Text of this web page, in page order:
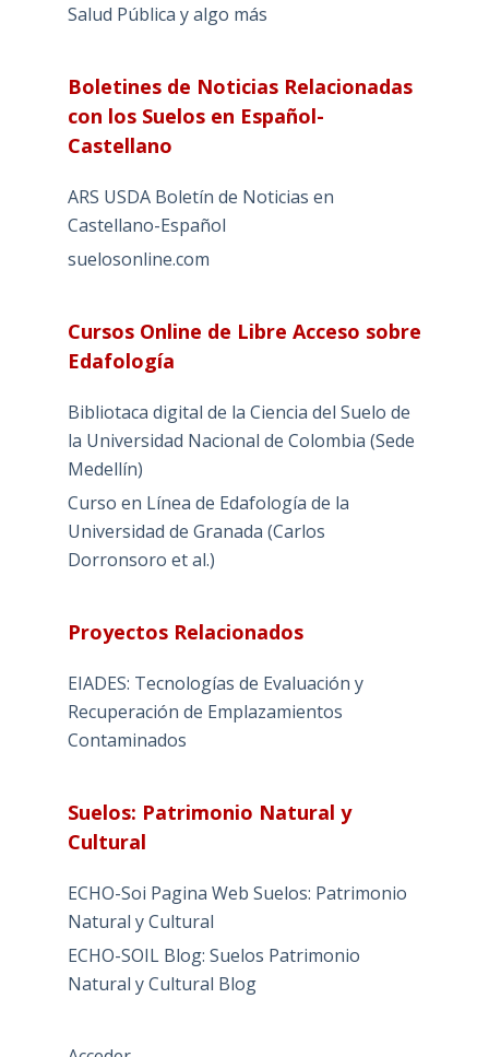
Salud Pública y algo más
Boletines de Noticias Relacionadas
con los Suelos en Español-
Castellano
ARS USDA Boletín de Noticias en
Castellano-Español
suelosonline.com
Cursos Online de Libre Acceso sobre
Edafología
Bibliotaca digital de la Ciencia del Suelo de
la Universidad Nacional de Colombia (Sede
Medellín)
Curso en Línea de Edafología de la
Universidad de Granada (Carlos
Dorronsoro et al.)
Proyectos Relacionados
EIADES: Tecnologías de Evaluación y
Recuperación de Emplazamientos
Contaminados
Suelos: Patrimonio Natural y
Cultural
ECHO-Soi Pagina Web Suelos: Patrimonio
Natural y Cultural
ECHO-SOIL Blog: Suelos Patrimonio
Natural y Cultural Blog